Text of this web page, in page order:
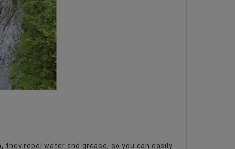
repel water and grease, so you can easily